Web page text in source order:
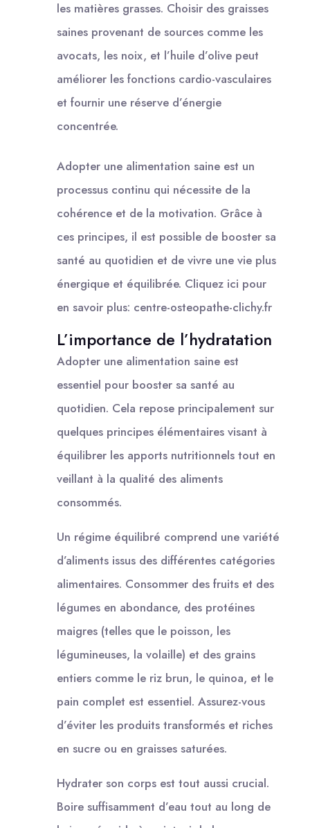
les matières grasses. Choisir des graisses
saines provenant de sources comme les
avocats, les noix, et l’huile d’olive peut
améliorer les fonctions cardio-vasculaires
et fournir une réserve d’énergie
concentrée.
Adopter une alimentation saine est un
processus continu qui nécessite de la
cohérence et de la motivation. Grâce à
ces principes, il est possible de booster sa
santé au quotidien et de vivre une vie plus
énergique et équilibrée. Cliquez ici pour
en savoir plus: centre-osteopathe-clichy.fr
L’importance de l’hydratation
Adopter une alimentation saine est
essentiel pour booster sa santé au
quotidien. Cela repose principalement sur
quelques principes élémentaires visant à
équilibrer les apports nutritionnels tout en
veillant à la qualité des aliments
consommés.
Un régime équilibré comprend une variété
d’aliments issus des différentes catégories
alimentaires. Consommer des fruits et des
légumes en abondance, des protéines
maigres (telles que le poisson, les
légumineuses, la volaille) et des grains
entiers comme le riz brun, le quinoa, et le
pain complet est essentiel. Assurez-vous
d’éviter les produits transformés et riches
en sucre ou en graisses saturées.
Hydrater son corps est tout aussi crucial.
Boire suffisamment d’eau tout au long de